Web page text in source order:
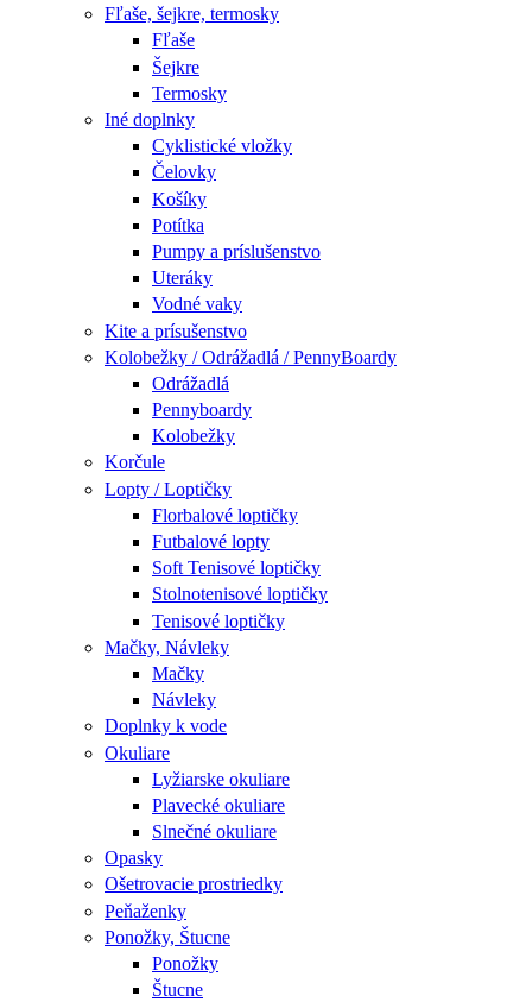
Fľaše, šejkre, termosky
Fľaše
Šejkre
Termosky
Iné doplnky
Cyklistické vložky
Čelovky
Košíky
Potítka
Pumpy a príslušenstvo
Uteráky
Vodné vaky
Kite a prísušenstvo
Kolobežky / Odrážadlá / PennyBoardy
Odrážadlá
Pennyboardy
Kolobežky
Korčule
Lopty / Loptičky
Florbalové loptičky
Futbalové lopty
Soft Tenisové loptičky
Stolnotenisové loptičky
Tenisové loptičky
Mačky, Návleky
Mačky
Návleky
Doplnky k vode
Okuliare
Lyžiarske okuliare
Plavecké okuliare
Slnečné okuliare
Opasky
Ošetrovacie prostriedky
Peňaženky
Ponožky, Štucne
Ponožky
Štucne